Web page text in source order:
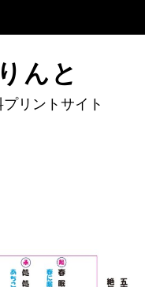
んと
リントサイト